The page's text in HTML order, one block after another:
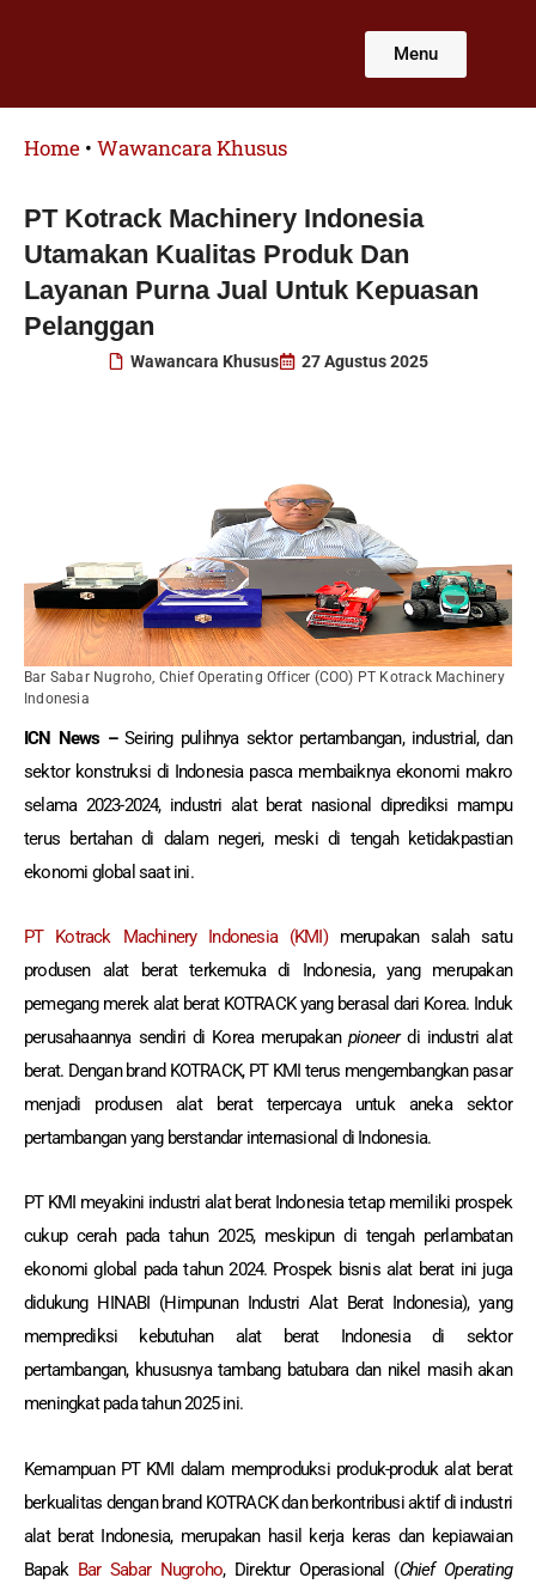
Menu
Home • Wawancara Khusus
PT Kotrack Machinery Indonesia
Utamakan Kualitas Produk Dan
Layanan Purna Jual Untuk Kepuasan
Pelanggan
Wawancara Khusus 27 Agustus 2025
Bar Sabar Nugroho, Chief Operating Officer (COO) PT Kotrack Machinery
Indonesia
ICN News –Seiring pulihnya sektor pertambangan, industrial, dan
sektor konstruksi di Indonesia pasca membaiknya ekonomi makro
selama 2023-2024, industri alat berat nasional diprediksi mampu
terus bertahan di dalam negeri, meski di tengah ketidakpastian
ekonomi global saat ini.
PT Kotrack Machinery Indonesia (KMI)merupakan salah satu
produsen alat berat terkemuka di Indonesia, yang merupakan
pemegang merek alat berat KOTRACK yang berasal dari Korea. Induk
perusahaannya sendiri di Korea merupakan pioneerdi industri alat
berat. Dengan brand KOTRACK, PT KMI terus mengembangkan pasar
menjadi produsen alat berat terpercaya untuk aneka sektor
pertambangan yang berstandar internasional di Indonesia.
PT KMI meyakini industri alat berat Indonesia tetap memiliki prospek
cukup cerah pada tahun 2025, meskipun di tengah perlambatan
ekonomi global pada tahun 2024. Prospek bisnis alat berat ini juga
didukung HINABI (Himpunan Industri Alat Berat Indonesia), yang
memprediksi kebutuhan alat berat Indonesia di sektor
pertambangan, khususnya tambang batubara dan nikel masih akan
meningkat pada tahun 2025 ini.
Kemampuan PT KMI dalam memproduksi produk-produk alat berat
berkualitas dengan brand KOTRACK dan berkontribusi aktif di industri
alat berat Indonesia, merupakan hasil kerja keras dan kepiawaian
Bapak Bar Sabar Nugroho, Direktur Operasional (Chief Operating